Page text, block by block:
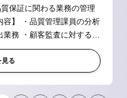
保証に関わる業務の管理
務 ・顧客監査に対する品
見る